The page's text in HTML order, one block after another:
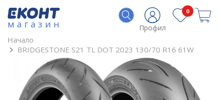
магазин Профил
0
Начало
BRIDGESTONE S21 TL DOT 2023 130/70 R16 61W